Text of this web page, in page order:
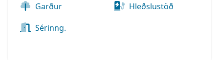
Garður
Hleðslustöð
Sérinng.